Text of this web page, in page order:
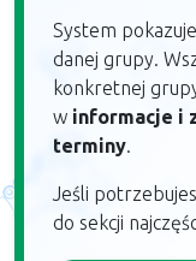
System
danej grupy.
konkretnej
w informacje i
terminy.
Jeśli
do sekcji